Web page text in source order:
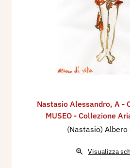
Nastasio Alessandro, A -
MUSEO - Collezione
(Nastasio) Albero
Visualizza